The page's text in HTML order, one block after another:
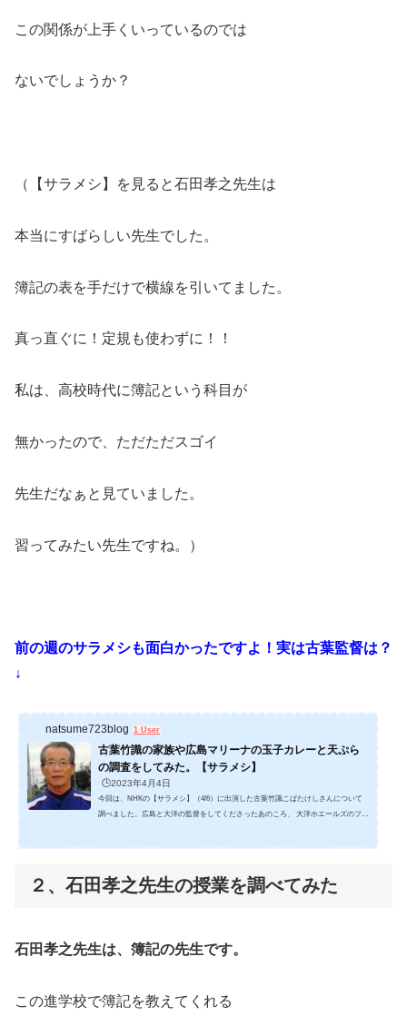
この関係が上手くいっているのでは
ないでしょうか？
（【サラメシ】を見ると石田孝之先生は
本当にすばらしい先生でした。
簿記の表を手だけで横線を引いてました。
真っ直ぐに！定規も使わずに！！
私は、高校時代に簿記という科目が
無かったので、ただただスゴイ
先生だなぁと見ていました。
習ってみたい先生ですね。）
前の週のサラメシも面白かったですよ！実は古葉監督は？
↓
natsume723blog 1 User
古葉竹識の家族や広島マリーナの玉子カレーと天ぷら
の調査をしてみた。【サラメシ】
🕒️2023年4月4日
今回は、NHKの【サラメシ】（4/6）に出演した古葉竹識こばたけしさんについて
調べました。広島と大洋の監督をしてくださったあのころ、 大洋ホエールズのファ
た！ご家族の情報はあまり出てこないのですが、出てきた三男の隆明さんと、孫娘
の陽奈さんの情報をお伝えします。&nbsp...
２、石田孝之先生の授業を調べてみた
石田孝之先生は、簿記の先生です。
この進学校で簿記を教えてくれる